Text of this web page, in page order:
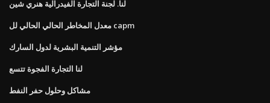
لنا. لجنة التجارة الفيدرالية هنري شين
معدل المخاطر الحالي الحالي لل capm
مؤشر التنمية البشرية لدول السارك
لنا التجارة الفجوة تتسع
مشاكل وحلول حفر النفط